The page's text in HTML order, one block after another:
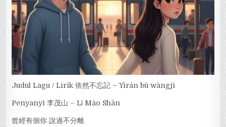
Judul Lagu / Lirik 依然不忘記 – Yīrán bù wàngjì
Penyanyi 李茂山 – Lǐ Mào Shān
曾經有個你 說過不分離